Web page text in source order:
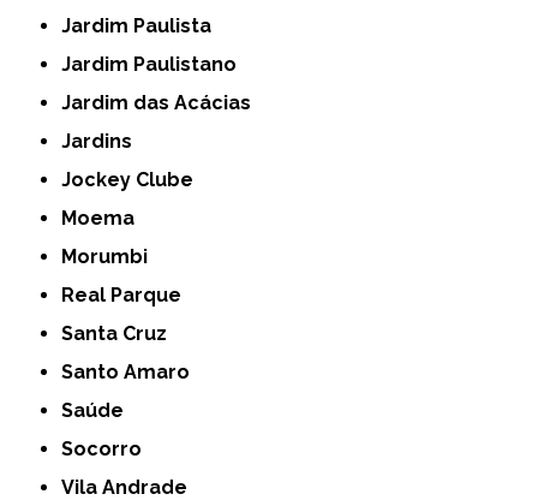
Jardim Paulista
Jardim Paulistano
Jardim das Acácias
Jardins
Jockey Clube
Moema
Morumbi
Real Parque
Santa Cruz
Santo Amaro
Saúde
Socorro
Vila Andrade